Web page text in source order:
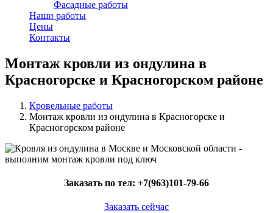
Фасадные работы
Наши работы
Цены
Контакты
Монтаж кровли из ондулина в
Красногорске и Красногорском районе
Кровельные работы
Монтаж кровли из ондулина в Красногорске и
Красногорском районе
Заказать по тел: +7(963)101-79-66
Заказать сейчас